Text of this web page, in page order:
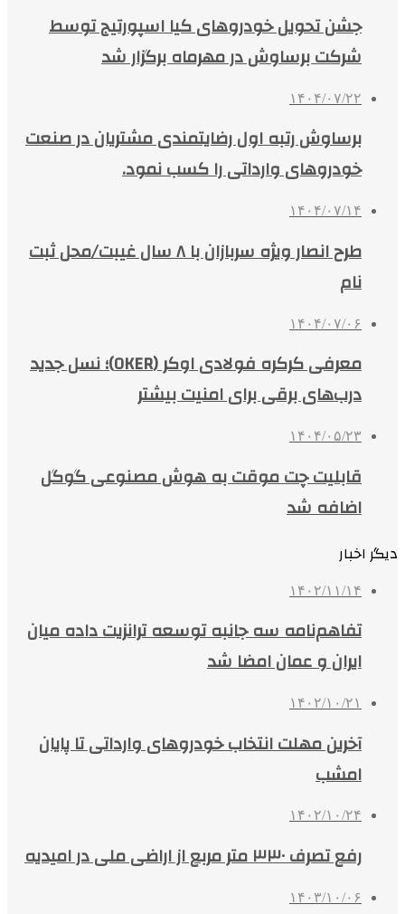
جشن تحویل خودروهای کیا اسپورتیج توسط
شرکت برساوش در مهرماه برگزار شد
۱۴۰۴/۰۷/۲۲
برساوش رتبه اول رضایتمندی مشتریان در صنعت
خودروهای وارداتی را کسب نمود.
۱۴۰۴/۰۷/۱۴
طرح انصار ویژه سربازان با ۸ سال غیبت/محل ثبت
نام
۱۴۰۴/۰۷/۰۶
معرفی کرکره فولادی اوکر (OKER)؛ نسل جدید
درب‌های برقی برای امنیت بیشتر
۱۴۰۴/۰۵/۲۳
قابلیت چت موقت به هوش مصنوعی گوگل
اضافه شد
دیگر اخبار
۱۴۰۲/۱۱/۱۴
تفاهم‌نامه سه جانبه توسعه ترانزیت داده میان
ایران و عمان امضا شد
۱۴۰۲/۱۰/۲۱
آخرین مهلت انتخاب خودروهای وارداتی تا پایان
امشب
۱۴۰۲/۱۰/۲۴
رفع تصرف ۳۳۰ متر مربع از اراضی ملی در امیدیه
۱۴۰۳/۱۰/۰۶